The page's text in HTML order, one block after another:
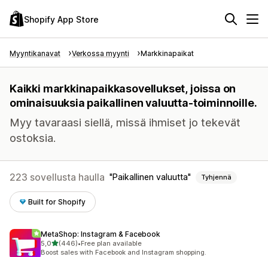
Shopify App Store
Myyntikanavat Verkossa myynti Markkinapaikat
Kaikki markkinapaikkasovellukset, joissa on
ominaisuuksia paikallinen valuutta-toiminnoille.
Myy tavaraasi siellä, missä ihmiset jo tekevät
ostoksia.
223 sovellusta haulla Paikallinen valuutta Tyhjennä
Built for Shopify
MetaShop: Instagram & Facebook
5,0/ 5 tähteä
(446)
446 arvostelua yhteensä
•Free plan available
Boost sales with Facebook and Instagram shopping.